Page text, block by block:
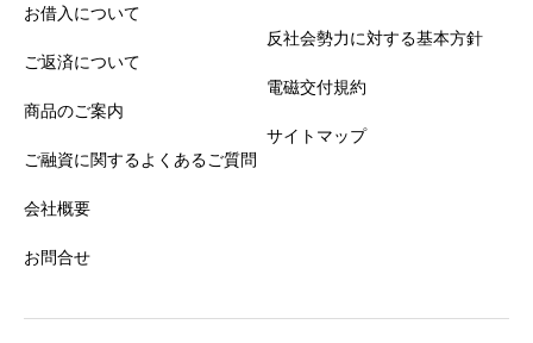
お借入について
ご返済について
商品のご案内
ご融資に関するよくあるご質問
会社概要
お問合せ
反社会勢力に対する基本方針
電磁交付規約
サイトマップ